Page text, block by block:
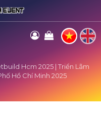
Hcm 2025 | Triển Lãm
Hồ Chí Minh 2025